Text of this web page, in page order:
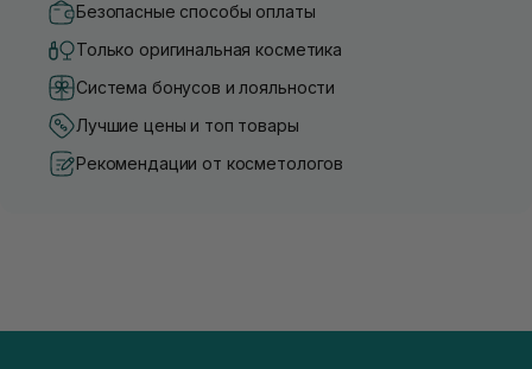
Безопасные способы оплаты
Только оригинальная косметика
Система бонусов и лояльности
Лучшие цены и топ товары
Рекомендации от косметологов